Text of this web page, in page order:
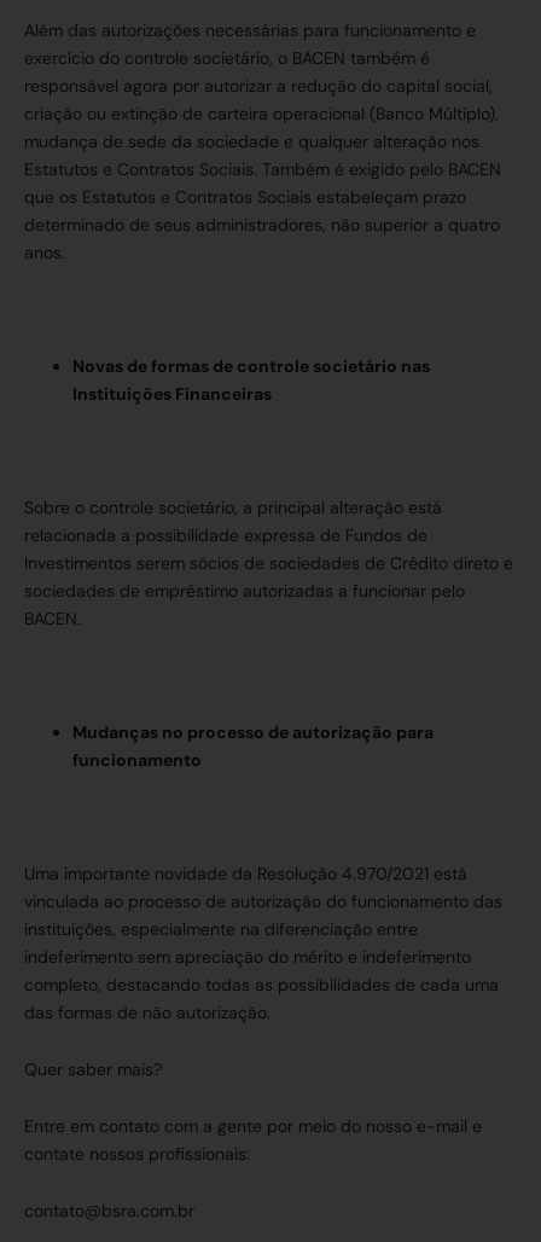
Além das autorizações necessárias para funcionamento e
exercício do controle societário, o BACEN também é
responsável agora por autorizar a redução do capital social,
criação ou extinção de carteira operacional (Banco Múltiplo),
mudança de sede da sociedade e qualquer alteração nos
Estatutos e Contratos Sociais. Também é exigido pelo BACEN
que os Estatutos e Contratos Sociais estabeleçam prazo
determinado de seus administradores, não superior a quatro
anos.
Novas de formas de controle societário nas
Instituições Financeiras
Sobre o controle societário, a principal alteração está
relacionada a possibilidade expressa de Fundos de
Investimentos serem sócios de sociedades de Crédito direto e
sociedades de empréstimo autorizadas a funcionar pelo
BACEN.
Mudanças no processo de autorização para
funcionamento
Uma importante novidade da Resolução 4.970/2021 está
vinculada ao processo de autorização do funcionamento das
instituições, especialmente na diferenciação entre
indeferimento sem apreciação do mérito e indeferimento
completo, destacando todas as possibilidades de cada uma
das formas de não autorização.
Quer saber mais?
Entre em contato com a gente por meio do nosso e-mail e
contate nossos profissionais:
contato@bsra.com.br